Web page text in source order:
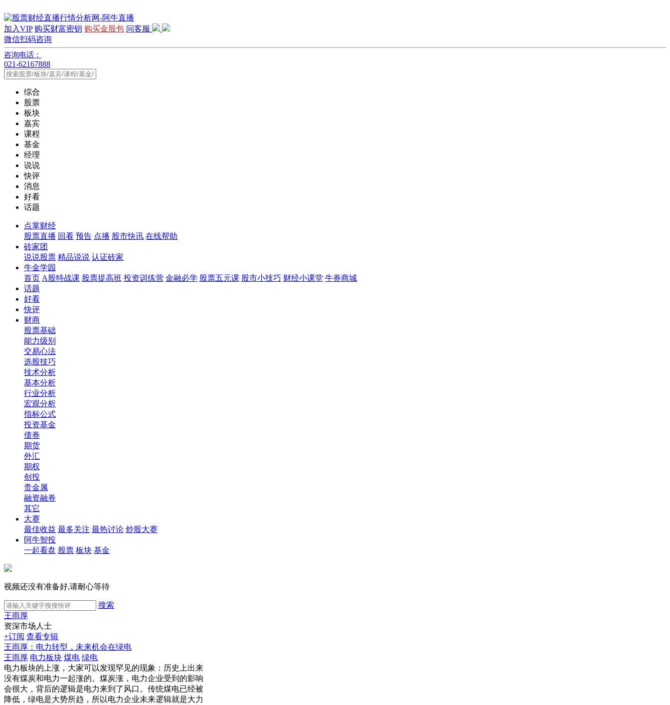
加入VIP 购买财富密钥 购买金股包 问客服
微信扫码咨询
咨询电话：
021-62167888
综合
股票
板块
嘉宾
课程
基金
经理
说说
快评
消息
好看
话题
点掌财经
股票直播 回看 预告 点播 股市快讯 在线帮助
砖家团
说说股票 精品说说 认证砖家
牛金学园
首页 A股特战课 股票提高班 投资训练营 金融必学 股票五元课 股市小技巧 财经小课堂 牛券商城
话题
好看
快评
财商
股票基础
能力级别
交易心法
选股技巧
技术分析
基本分析
行业分析
宏观分析
指标公式
投资基金
债券
期货
外汇
期权
创投
贵金属
融资融券
其它
大赛
最佳收益 最多关注 最热讨论 炒股大赛
阿牛智投
一起看盘 股票 板块 基金
视频还没有准备好,请耐心等待
搜索
王雨厚
资深市场人士
+订阅 查看专辑
王雨厚：电力转型，未来机会在绿电
王雨厚 电力板块 煤电 绿电
电力板块的上涨，大家可以发现罕见的现象：历史上出来
没有煤炭和电力一起涨的。煤炭涨，电力企业受到的影响
会很大，背后的逻辑是电力来到了风口。传统煤电已经被
降低，绿电是大势所趋，所以电力企业未来逻辑就是大力